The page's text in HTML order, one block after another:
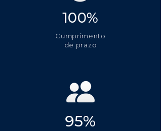
100%
Cumprimento
de prazo
95%